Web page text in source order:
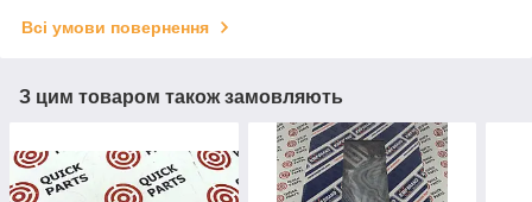
Всі умови повернення
З цим товаром також замовляють